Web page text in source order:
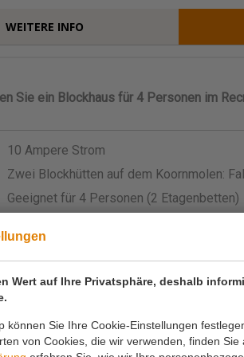
Wert auf Ihre Privatsphäre, deshalb
können Sie Ihre Cookie-Einstellungen
von Cookies, die wir verwenden, finden Sie
Sie ein Blockhaus für 4 Personen im
10 Ampere Strom
Zwei Blockhütten auf dem Koornmolen:
Geeignet für 4 Personen (2 Etagenbetten)
Kopfkissen, Decke und Laken
Küchengeschirr vorhanden
Zugang zu einem Sanitärgebäude (keine